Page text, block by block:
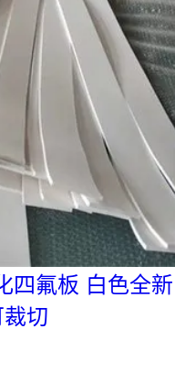
四氟板 白色全新
切